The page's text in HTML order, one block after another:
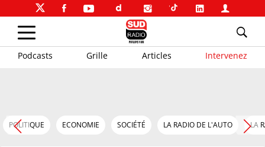
Podcasts Grille Articles Intervenez
POLITIQUE ECONOMIE SOCIÉTÉ LA RADIO DE L'AUTO LA